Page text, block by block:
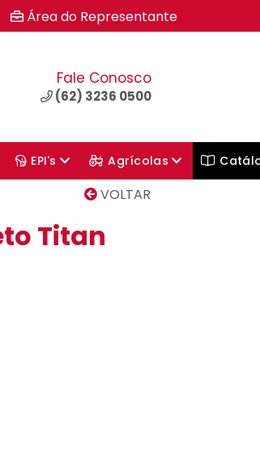
Área do Representante
Fale Conosco
(62) 3236 0500
EPI's Agrícolas
VOLTAR
Titan